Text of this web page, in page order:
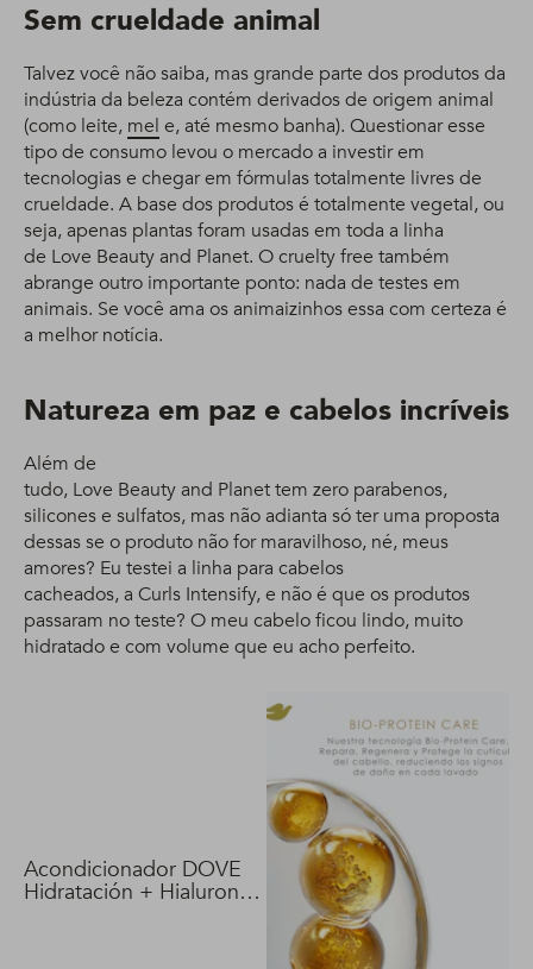
Sem crueldade animal
Talvez você não saiba, mas grande parte dos produtos da
indústria da beleza contém derivados de origem animal
(como leite, mel e, até mesmo banha). Questionar esse
tipo de consumo levou o mercado a investir em
tecnologias e chegar em fórmulas totalmente livres de
crueldade. A base dos produtos é totalmente vegetal, ou
seja, apenas plantas foram usadas em toda a linha
de Love Beauty and Planet. O cruelty free também
abrange outro importante ponto: nada de testes em
animais. Se você ama os animaizinhos essa com certeza é
a melhor notícia.
Natureza em paz e cabelos incríveis
Além de
tudo, Love Beauty and Planet tem zero parabenos,
silicones e sulfatos, mas não adianta só ter uma proposta
dessas se o produto não for maravilhoso, né, meus
amores? Eu testei a linha para cabelos
cacheados, a Curls Intensify, e não é que os produtos
passaram no teste? O meu cabelo ficou lindo, muito
hidratado e com volume que eu acho perfeito.
Acondicionador DOVE
Hidratación + Hialuron